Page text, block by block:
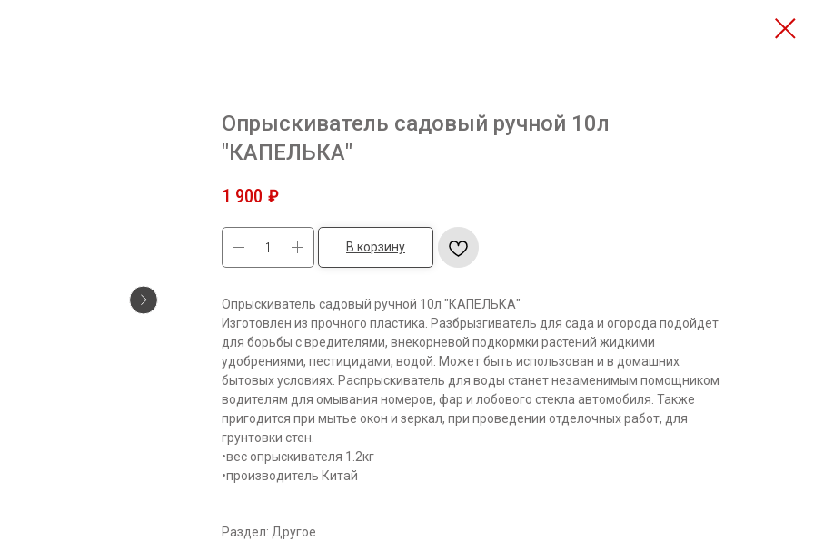
Опрыскиватель садовый ручной 10л
"КАПЕЛЬКА"
1 900 ₽
В корзину
Опрыскиватель садовый ручной 10л "КАПЕЛЬКА"
Изготовлен из прочного пластика. Разбрызгиватель для сада и огорода подойдет
для борьбы с вредителями, внекорневой подкормки растений жидкими
удобрениями, пестицидами, водой. Может быть использован и в домашних
бытовых условиях. Распрыскиватель для воды станет незаменимым помощником
водителям для омывания номеров, фар и лобового стекла автомобиля. Также
пригодится при мытье окон и зеркал, при проведении отделочных работ, для
грунтовки стен.
•вес опрыскивателя 1.2кг
•производитель Китай
Раздел: Другое